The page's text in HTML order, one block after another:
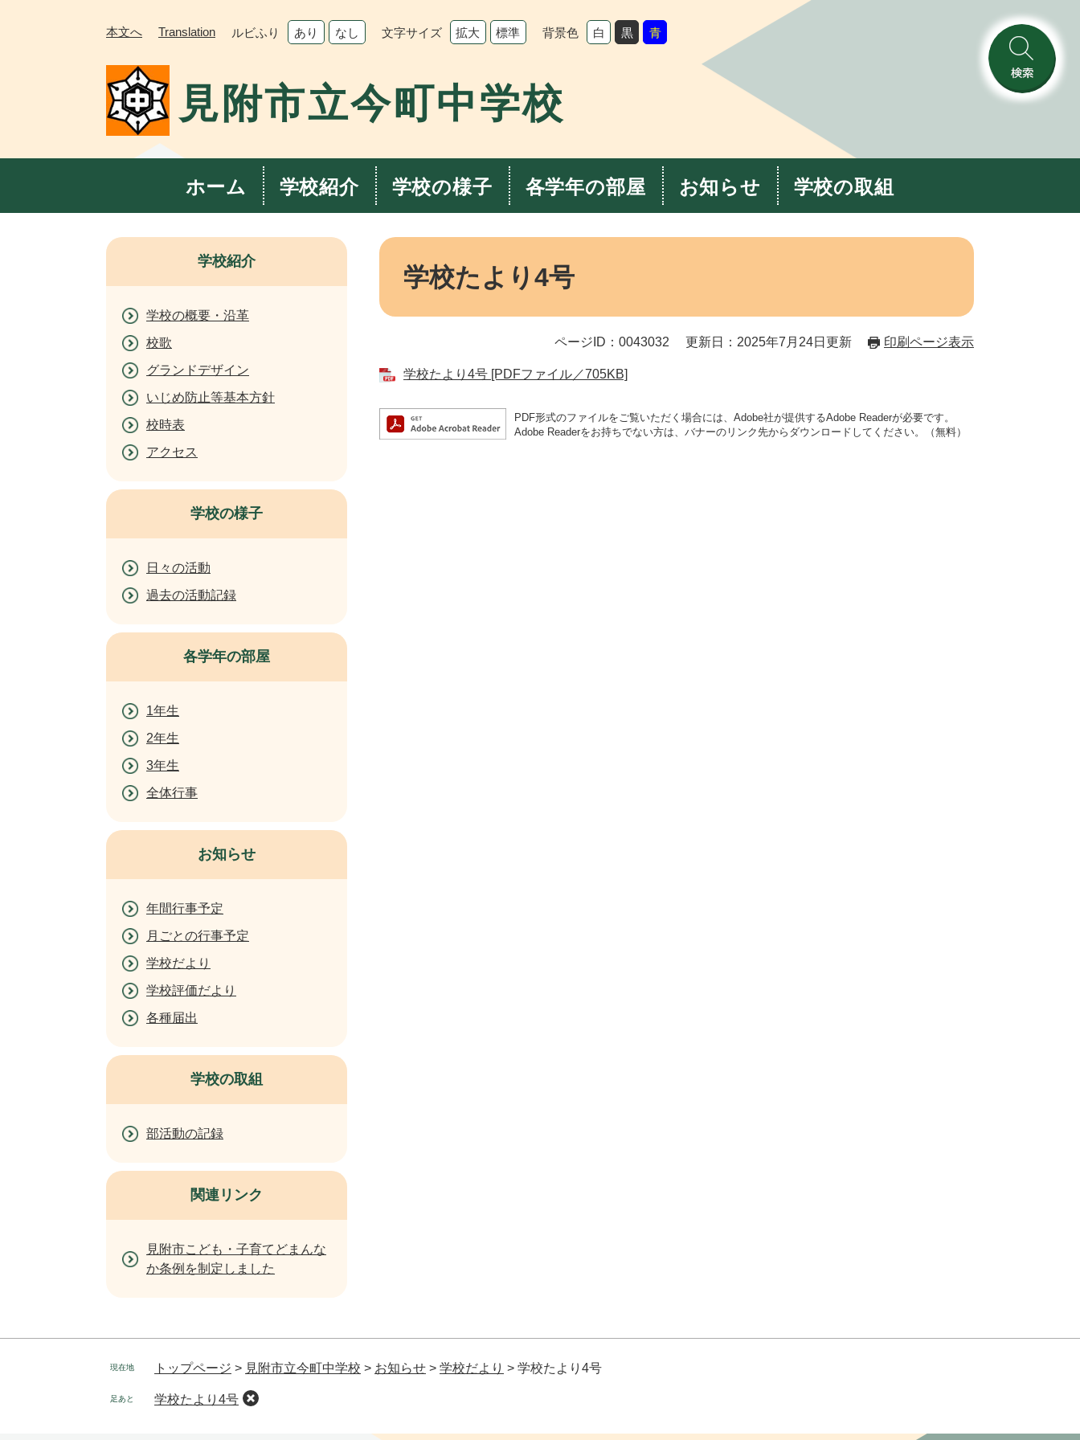
本文へ Translation ルビふり あり なし 文字サイズ 拡大 標準 背景色 白 黒 青
検
索
見附市立今町中学校
ホーム 学校紹介 学校の様子 各学年の部屋 お知らせ 学校の取組
本
学校たより4号
ページID：0043032 更新日：2025年7月24日更新 印刷ページ表示
学校たより4号 [PDFファイル／705KB]
PDF形式のファイルをご覧いただく場合には、Adobe社が提供するAdobe Readerが必要です。
Adobe Readerをお持ちでない方は、バナーのリンク先からダウンロードしてください。（無料）
学校紹介
学校の概要・沿革
校歌
グランドデザイン
いじめ防止等基本方針
校時表
アクセス
学校の様子
日々の活動
過去の活動記録
各学年の部屋
1年生
2年生
3年生
全体行事
お知らせ
年間行事予定
月ごとの行事予定
学校だより
学校評価だより
各種届出
学校の取組
部活動の記録
関連リンク
見附市こども・子育てどまんな
か条例を制定しました
現在地 トップページ > 見附市立今町中学校 > お知らせ > 学校だより > 学校たより4号
足あと 学校たより4号